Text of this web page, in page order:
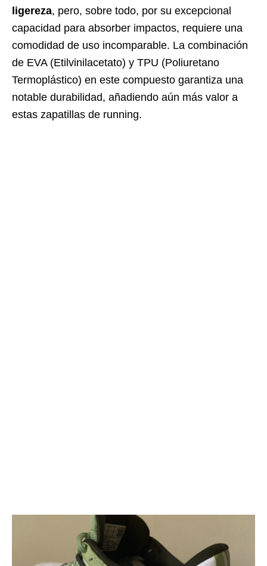
ligereza, pero, sobre todo, por su excepcional
capacidad para absorber impactos, requiere una
comodidad de uso incomparable. La combinación
de EVA (Etilvinilacetato) y TPU (Poliuretano
Termoplástico) en este compuesto garantiza una
notable durabilidad, añadiendo aún más valor a
estas zapatillas de running.